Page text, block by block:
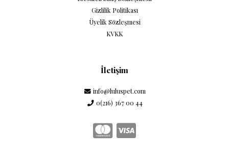
Gizlilik Politikası
Üyelik Sözleşmesi
KVKK
İletişim
info@luluspet.com
0(216) 367 00 44